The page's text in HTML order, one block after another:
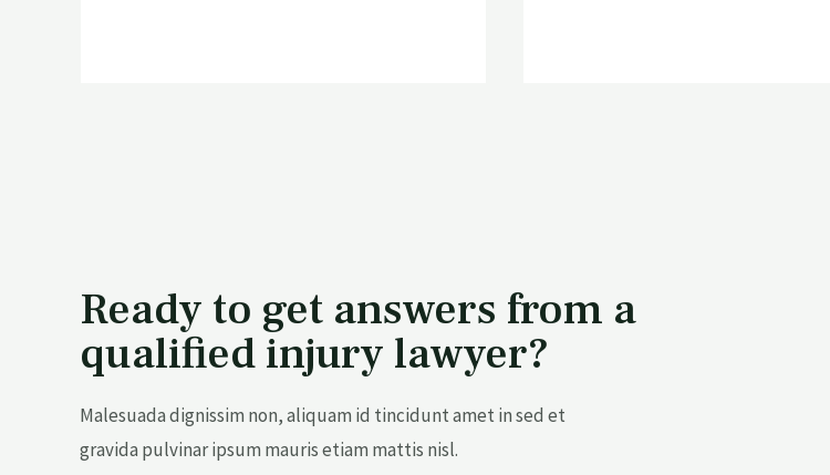
Ready to get answers from a
qualified injury lawyer?
Malesuada dignissim non, aliquam id tincidunt amet in sed et
gravida pulvinar ipsum mauris etiam mattis nisl.